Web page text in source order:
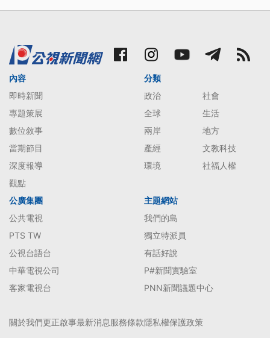
內容
即時新聞
專題策展
數位敘事
當期節目
深度報導
觀點
分類
政治
社會
全球
生活
兩岸
地方
產經
文教科技
環境
社福人權
公廣集團
公共電視
PTS TW
公視台語台
中華電視公司
客家電視台
主題網站
我們的島
獨立特派員
有話好說
P#新聞實驗室
PNN新聞議題中心
關於我們更正啟事最新消息服務條款隱私權保護政策